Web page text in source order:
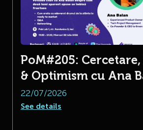
PoM#205:
& Optimism cu Ana
22/07/2026
See details